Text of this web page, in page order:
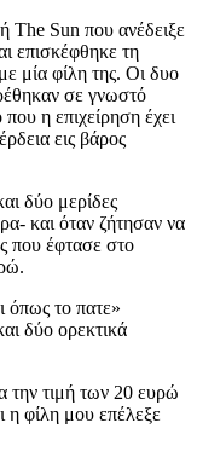
The Sun που ανέδειξε
επισκέφθηκε τη
μία φίλη της. Οι δυο
σε γνωστό
η επιχείρηση έχει
εις βάρος
δύο μερίδες
και όταν ζήτησαν να
που έφτασε στο
την τιμή των 20 ευρώ
η φίλη μου επέλεξε